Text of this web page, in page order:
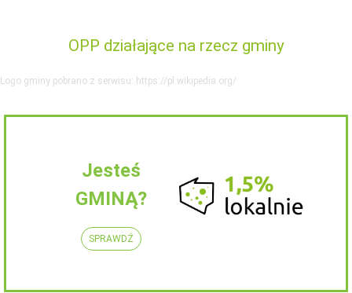
OPP działające na rzecz gminy
Logo gminy pobrano z serwisu: https://pl.wikipedia.org/
Jesteś
GMINĄ?
SPRAWDŹ